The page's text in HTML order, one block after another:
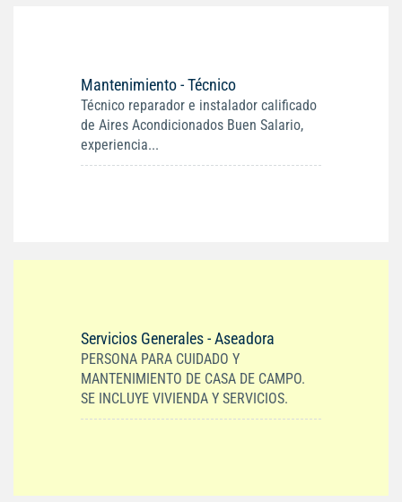
Mantenimiento - Técnico
Técnico reparador e instalador calificado
de Aires Acondicionados Buen Salario,
experiencia...
Servicios Generales - Aseadora
PERSONA PARA CUIDADO Y
MANTENIMIENTO DE CASA DE CAMPO.
SE INCLUYE VIVIENDA Y SERVICIOS.